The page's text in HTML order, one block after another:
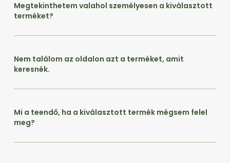
Megtekinthetem valahol személyesen a kiválasztott
terméket?
Nem találom az oldalon azt a terméket, amit
keresnék.
Mi a teendő, ha a kiválasztott termék mégsem felel
meg?